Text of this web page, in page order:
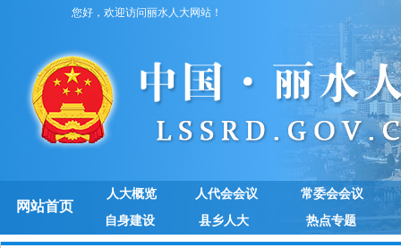
您好，欢迎访问丽水人大网站！
网站首页
人大概览 人代会会议
常委会会议
自身建设
县乡人大 热点专题